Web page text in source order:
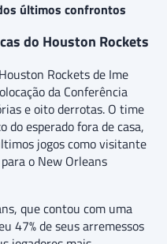
últimos confrontos
do Houston Rockets
Rockets de Ime
da Conferência
e oito derrotas. O time
do esperado fora de casa,
jogos como visitante
o New Orleans
que contou com uma
47% de seus arremessos